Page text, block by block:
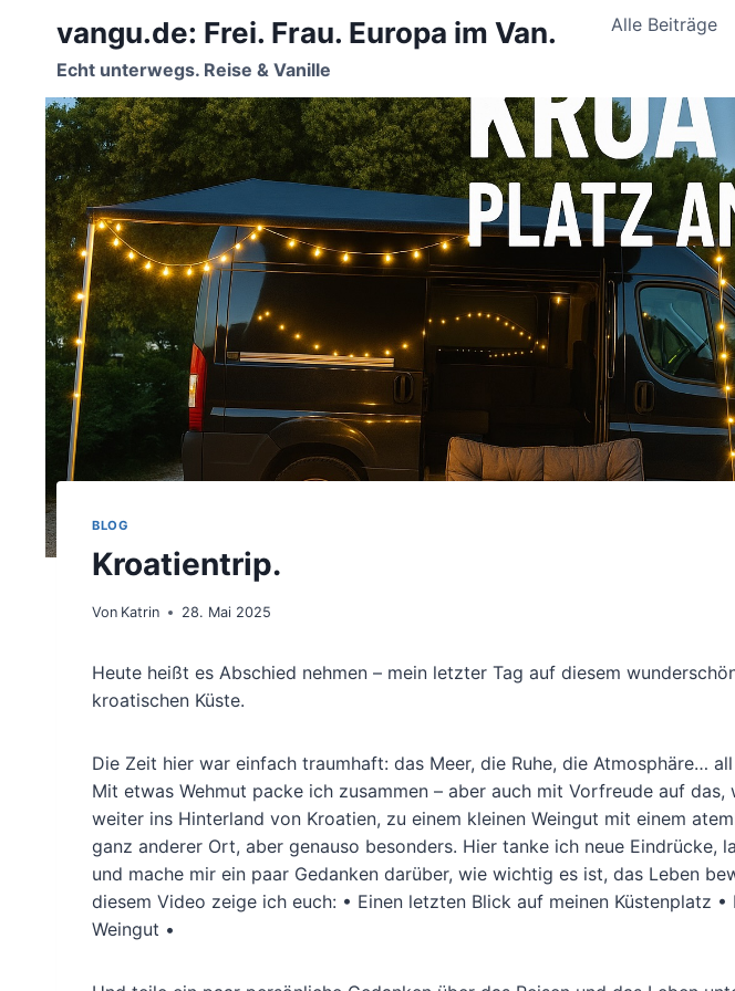
springen
vangu.de: Frei. Frau. Europa im Van.
Echt unterwegs. Reise & Vanille
Alle Beiträge
BLOG
Kroatientrip.
Von Katrin 28. Mai 2025
Heute heißt es Abschied nehmen – mein letzter Tag auf diesem
kroatischen Küste.
Die Zeit hier war einfach traumhaft: das Meer, die Ruhe, die Atmosphäre…
Mit etwas Wehmut packe ich zusammen – aber auch mit Vorfreude auf
weiter ins Hinterland von Kroatien, zu einem kleinen Weingut mit einem
ganz anderer Ort, aber genauso besonders. Hier tanke ich neue Eindrücke,
und mache mir ein paar Gedanken darüber, wie wichtig es ist, das Leben
diesem Video zeige ich euch: • Einen letzten Blick auf meinen Küstenplatz •
Weingut •